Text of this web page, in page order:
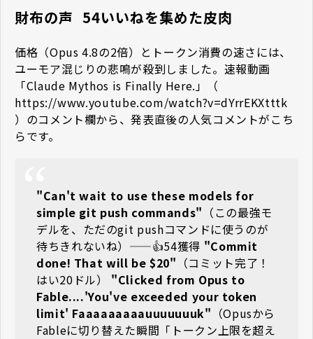
財布の声 ―― 54いいねを集めた皮肉
価格（Opus 4.8の2倍）とトークン消費の速さには、
ユーモア混じりの悲鳴が殺到しました。速報動画
「Claude Mythos is Finally Here.」（
https://www.youtube.com/watch?v=dYrrEKXtttk
）のコメント欄から、発表直後の人気コメントがこち
らです。
"Can't wait to use these models for
simple git push commands" （この最強モ
デルを、ただのgit pushコマンドに使うのが
待ちきれないね）——👍54獲得 "Commit
done! That will be $20" （コミット完了！
はい20ドル） "Clicked from Opus to
Fable....'You've exceeded your token
limit' Faaaaaaaaauuuuuuuk" （Opusから
Fableに切り替えた瞬間「トークン上限を超え